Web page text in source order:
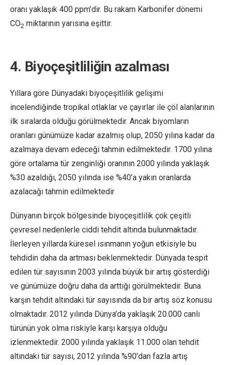
oranı yaklaşık 400 ppm’dir. Bu rakam Karbonifer dönemi
CO2 miktarının yarısına eşittir.
4. Biyoçeşitliliğin azalması
Yıllara göre Dünyadaki biyoçeşitlilik gelişimi
incelendiğinde tropikal otlaklar ve çayırlar ile çöl alanlarının
ilk sıralarda olduğu görülmektedir. Ancak biyomların
oranları günümüze kadar azalmış olup, 2050 yılına kadar da
azalmaya devam edeceği tahmin edilmektedir. 1700 yılına
göre ortalama tür zenginliği oranının 2000 yılında yaklaşık
%30 azaldığı, 2050 yılında ise %40’a yakın oranlarda
azalacağı tahmin edilmektedir
Dünyanın birçok bölgesinde biyoçeşitlilik çok çeşitli
çevresel nedenlerle ciddi tehdit altında bulunmaktadır.
İlerleyen yıllarda küresel ısınmanın yoğun etkisiyle bu
tehdidin daha da artması beklenmektedir. Dünyada tespit
edilen tür sayısının 2003 yılında büyük bir artış gösterdiği
ve günümüze doğru daha da arttığı görülmektedir. Buna
karşın tehdit altındaki tür sayısında da bir artış söz konusu
olmaktadır. 2012 yılında Dünya’da yaklaşık 20.000 canlı
türünün yok olma riskiyle karşı karşıya olduğu
izlenmektedir. 2000 yılında yaklaşık 11.000 olan tehdit
altındaki tür sayısı, 2012 yılında %90’dan fazla artış